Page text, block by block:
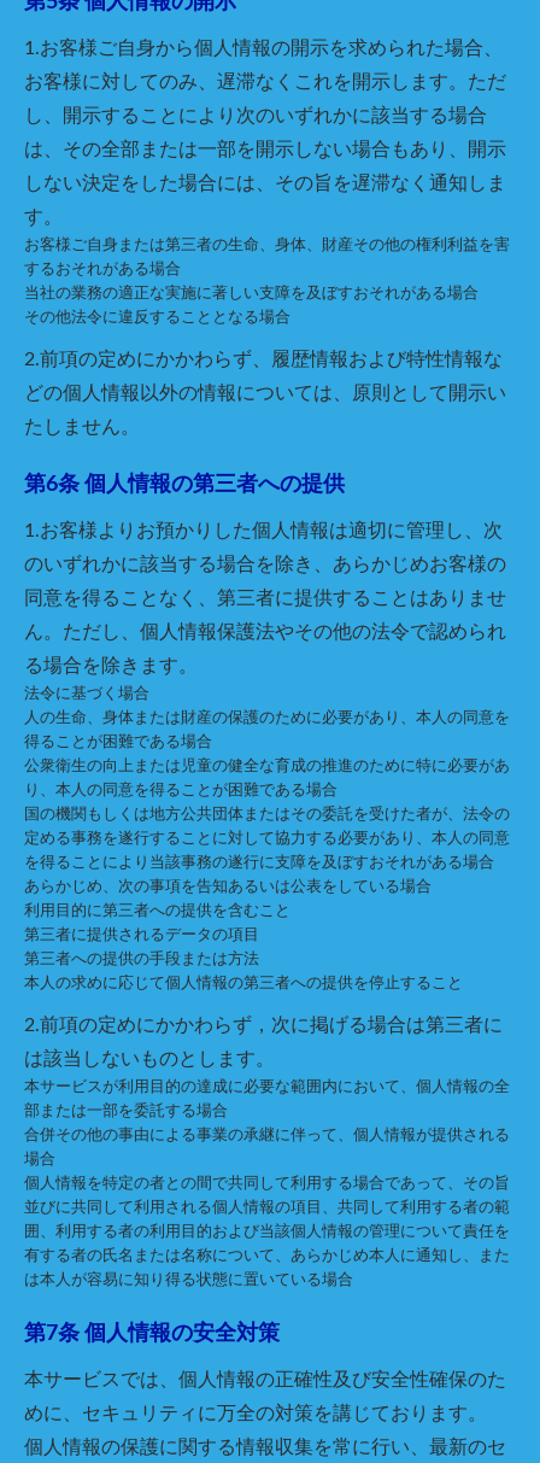
1.お客様ご自身から個人情報の開示を求められた場合、
お客様に対してのみ、遅滞なくこれを開示します。ただ
し、開示することにより次のいずれかに該当する場合
は、その全部または一部を開示しない場合もあり、開示
しない決定をした場合には、その旨を遅滞なく通知しま
す。
お客様ご自身または第三者の生命、身体、財産その他の権利利益を害
するおそれがある場合
当社の業務の適正な実施に著しい支障を及ぼすおそれがある場合
その他法令に違反することとなる場合
2.前項の定めにかかわらず、履歴情報および特性情報な
どの個人情報以外の情報については、原則として開示い
たしません。
第6条 個人情報の第三者への提供
1.お客様よりお預かりした個人情報は適切に管理し、次
のいずれかに該当する場合を除き、あらかじめお客様の
同意を得ることなく、第三者に提供することはありませ
ん。ただし、個人情報保護法やその他の法令で認められ
る場合を除きます。
法令に基づく場合
人の生命、身体または財産の保護のために必要があり、本人の同意を
得ることが困難である場合
公衆衛生の向上または児童の健全な育成の推進のために特に必要があ
り、本人の同意を得ることが困難である場合
国の機関もしくは地方公共団体またはその委託を受けた者が、法令の
定める事務を遂行することに対して協力する必要があり、本人の同意
を得ることにより当該事務の遂行に支障を及ぼすおそれがある場合
あらかじめ、次の事項を告知あるいは公表をしている場合
利用目的に第三者への提供を含むこと
第三者に提供されるデータの項目
第三者への提供の手段または方法
本人の求めに応じて個人情報の第三者への提供を停止すること
2.前項の定めにかかわらず，次に掲げる場合は第三者に
は該当しないものとします。
本サービスが利用目的の達成に必要な範囲内において、個人情報の全
部または一部を委託する場合
合併その他の事由による事業の承継に伴って、個人情報が提供される
場合
個人情報を特定の者との間で共同して利用する場合であって、その旨
並びに共同して利用される個人情報の項目、共同して利用する者の範
囲、利用する者の利用目的および当該個人情報の管理について責任を
有する者の氏名または名称について、あらかじめ本人に通知し、また
は本人が容易に知り得る状態に置いている場合
第7条 個人情報の安全対策
本サービスでは、個人情報の正確性及び安全性確保のた
めに、セキュリティに万全の対策を講じております。
個人情報の保護に関する情報収集を常に行い、最新のセ